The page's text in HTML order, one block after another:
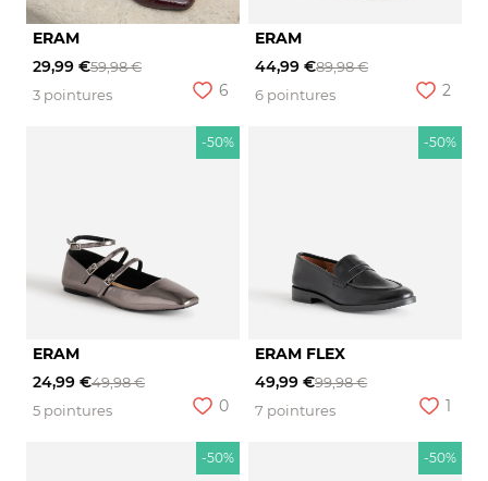
ERAM
29,99 €59,98 €
3 pointures
6
ERAM
44,99 €89,98 €
6 pointures
2
-50%
ERAM
24,99 €49,98 €
5 pointures
0
-50%
ERAM FLEX
49,99 €99,98 €
7 pointures
1
-50% -50%